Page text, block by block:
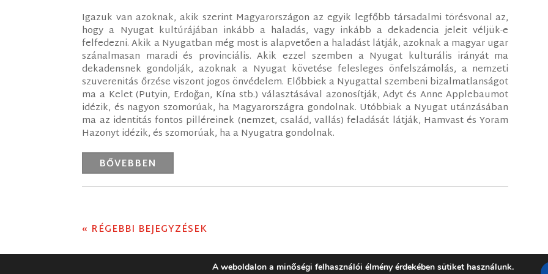
Igazuk van azoknak, akik szerint Magyarországon az egyik legfőbb társadalmi törésvonal az,
hogy a Nyugat kultúrájában inkább a haladás, vagy inkább a dekadencia jeleit véljük-e
felfedezni. Akik a Nyugatban még most is alapvetően a haladást látják, azoknak a magyar ugar
szánalmasan maradi és provinciális. Akik ezzel szemben a Nyugat kulturális irányát ma
dekadensnek gondolják, azoknak a Nyugat követése felesleges önfelszámolás, a nemzeti
szuverenitás őrzése viszont jogos önvédelem. Előbbiek a Nyugattal szembeni bizalmatlanságot
ma a Kelet (Putyin, Erdoğan, Kína stb.) választásával azonosítják, Adyt és Anne Applebaumot
idézik, és nagyon szomorúak, ha Magyarországra gondolnak. Utóbbiak a Nyugat utánzásában
ma az identitás fontos pilléreinek (nemzet, család, vallás) feladását látják, Hamvast és Yoram
Hazonyt idézik, és szomorúak, ha a Nyugatra gondolnak.
BŐVEBBEN
« RÉGEBBI BEJEGYZÉSEK
A weboldalon a minőségi felhasználói élmény érdekében sütiket használunk.